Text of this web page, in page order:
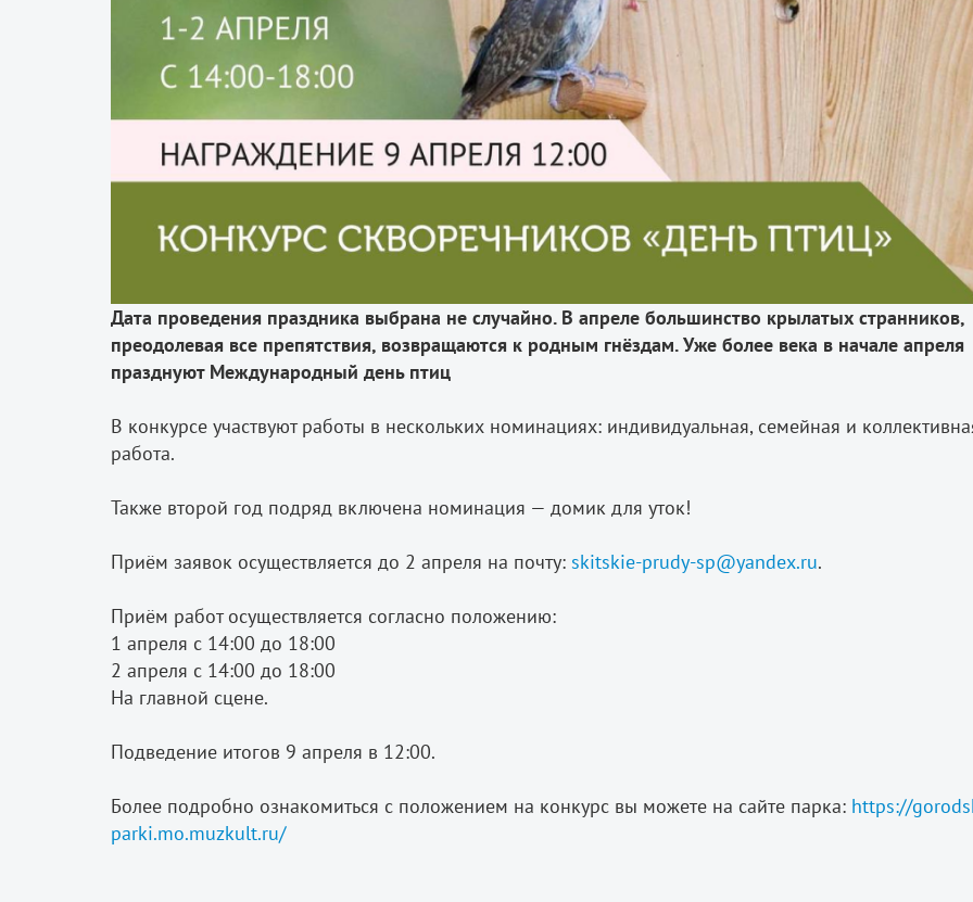
Дата проведения праздника выбрана не случайно. В апреле большинство крылатых странников,
преодолевая все препятствия, возвращаются к родным гнёздам. Уже более века в начале апреля
празднуют Международный день птиц
В конкурсе участвуют работы в нескольких номинациях: индивидуальная, семейная и
работа.
Также второй год подряд включена номинация — домик для уток!
Приём заявок осуществляется до 2 апреля на почту: skitskie-prudy-sp@yandex.ru.
Приём работ осуществляется согласно положению:
1 апреля с 14:00 до 18:00
2 апреля с 14:00 до 18:00
На главной сцене.
Подведение итогов 9 апреля в 12:00.
Более подробно ознакомиться с положением на конкурс вы можете на сайте парка: https://
parki.mo.muzkult.ru/